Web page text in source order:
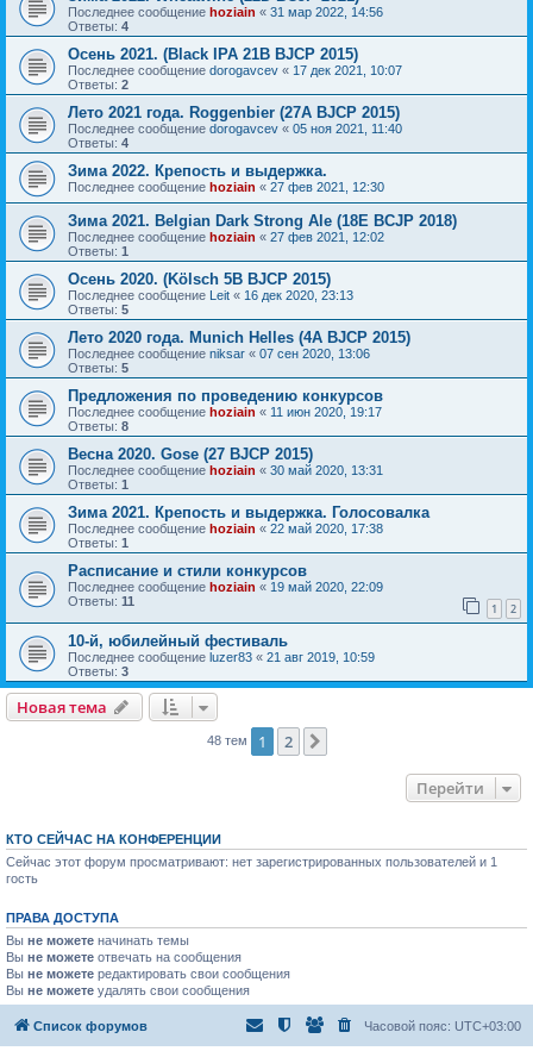
Последнее сообщение hoziain « 31 мар 2022, 14:56
Ответы: 4
Осень 2021. (Black IPA 21B BJCP 2015)
Последнее сообщение dorogavcev « 17 дек 2021, 10:07
Ответы: 2
Лето 2021 года. Roggenbier (27A BJCP 2015)
Последнее сообщение dorogavcev « 05 ноя 2021, 11:40
Ответы: 4
Зима 2022. Крепость и выдержка.
Последнее сообщение hoziain « 27 фев 2021, 12:30
Зима 2021. Belgian Dark Strong Ale (18E BCJP 2018)
Последнее сообщение hoziain « 27 фев 2021, 12:02
Ответы: 1
Осень 2020. (Kölsch 5B BJCP 2015)
Последнее сообщение Leit « 16 дек 2020, 23:13
Ответы: 5
Лето 2020 года. Munich Helles (4A BJCP 2015)
Последнее сообщение niksar « 07 сен 2020, 13:06
Ответы: 5
Предложения по проведению конкурсов
Последнее сообщение hoziain « 11 июн 2020, 19:17
Ответы: 8
Весна 2020. Gose (27 BJCP 2015)
Последнее сообщение hoziain « 30 май 2020, 13:31
Ответы: 1
Зима 2021. Крепость и выдержка. Голосовалка
Последнее сообщение hoziain « 22 май 2020, 17:38
Ответы: 1
Расписание и стили конкурсов
Последнее сообщение hoziain « 19 май 2020, 22:09
Ответы: 11 1 2
10-й, юбилейный фестиваль
Последнее сообщение luzer83 « 21 авг 2019, 10:59
Ответы: 3
Новая тема
48 тем 1 2
Перейти
КТО СЕЙЧАС НА КОНФЕРЕНЦИИ
Сейчас этот форум просматривают: нет зарегистрированных пользователей и 1
гость
ПРАВА ДОСТУПА
Вы не можете начинать темы
Вы не можете отвечать на сообщения
Вы не можете редактировать свои сообщения
Вы не можете удалять свои сообщения
Список форумов Часовой пояс: UTC+03:00